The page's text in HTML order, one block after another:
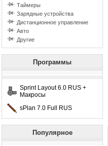
Таймеры
Зарядные устройства
Дистанционное управление
Авто
Другие
Программы
Sprint Layout 6.0 RUS +
Макросы
sPlan 7.0 Full RUS
Популярное